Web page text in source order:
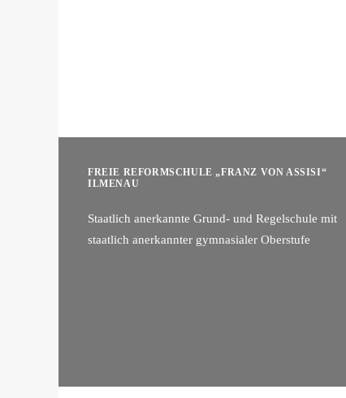
FREIE REFORMSCHULE „FRANZ VON ASSISI“
ILMENAU
Staatlich anerkannte Grund- und Regelschule mit
staatlich anerkannter gymnasialer Oberstufe